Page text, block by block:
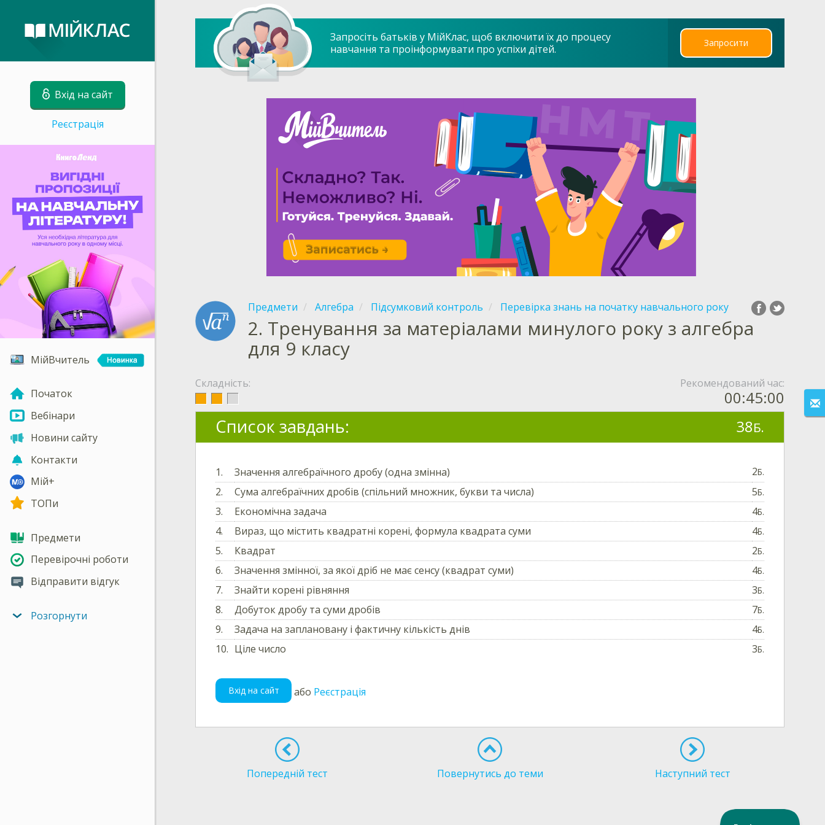
Вхід на сайт
Реєстрація
МійВчитель
Початок
Вебінари
Новини сайту
Контакти
Мій+
ТОПи
Предмети
Перевірочні роботи
Відправити відгук
Розгорнути
Запросіть батьків у МійКлас, щоб включити їх до процесу
навчання та проінформувати про успіхи дітей.
Запросити
Предмети Алгебра Підсумковий контроль Перевірка знань на початку навчального року
2. Тренування за матеріалами минулого року з алгебра
для 9 класу
Складність: Рекомендований час:
00:45:00
Список завдань: 38Б.
1. Значення алгебраїчного дробу (одна змінна) 2Б.
2. Сума алгебраїчних дробів (спільний множник, букви та числа) 5Б.
3. Економічна задача 4Б.
4. Вираз, що містить квадратні корені, формула квадрата суми 4Б.
5. Квадрат 2Б.
6. Значення змінної, за якої дріб не має сенсу (квадрат суми) 4Б.
7. Знайти корені рівняння 3Б.
8. Добуток дробу та суми дробів 7Б.
9. Задача на заплановану і фактичну кількість днів 4Б.
10. Ціле число 3Б.
Вхід на сайт або Реєстрація
Попередній тест Повернутись до теми Наступний тест